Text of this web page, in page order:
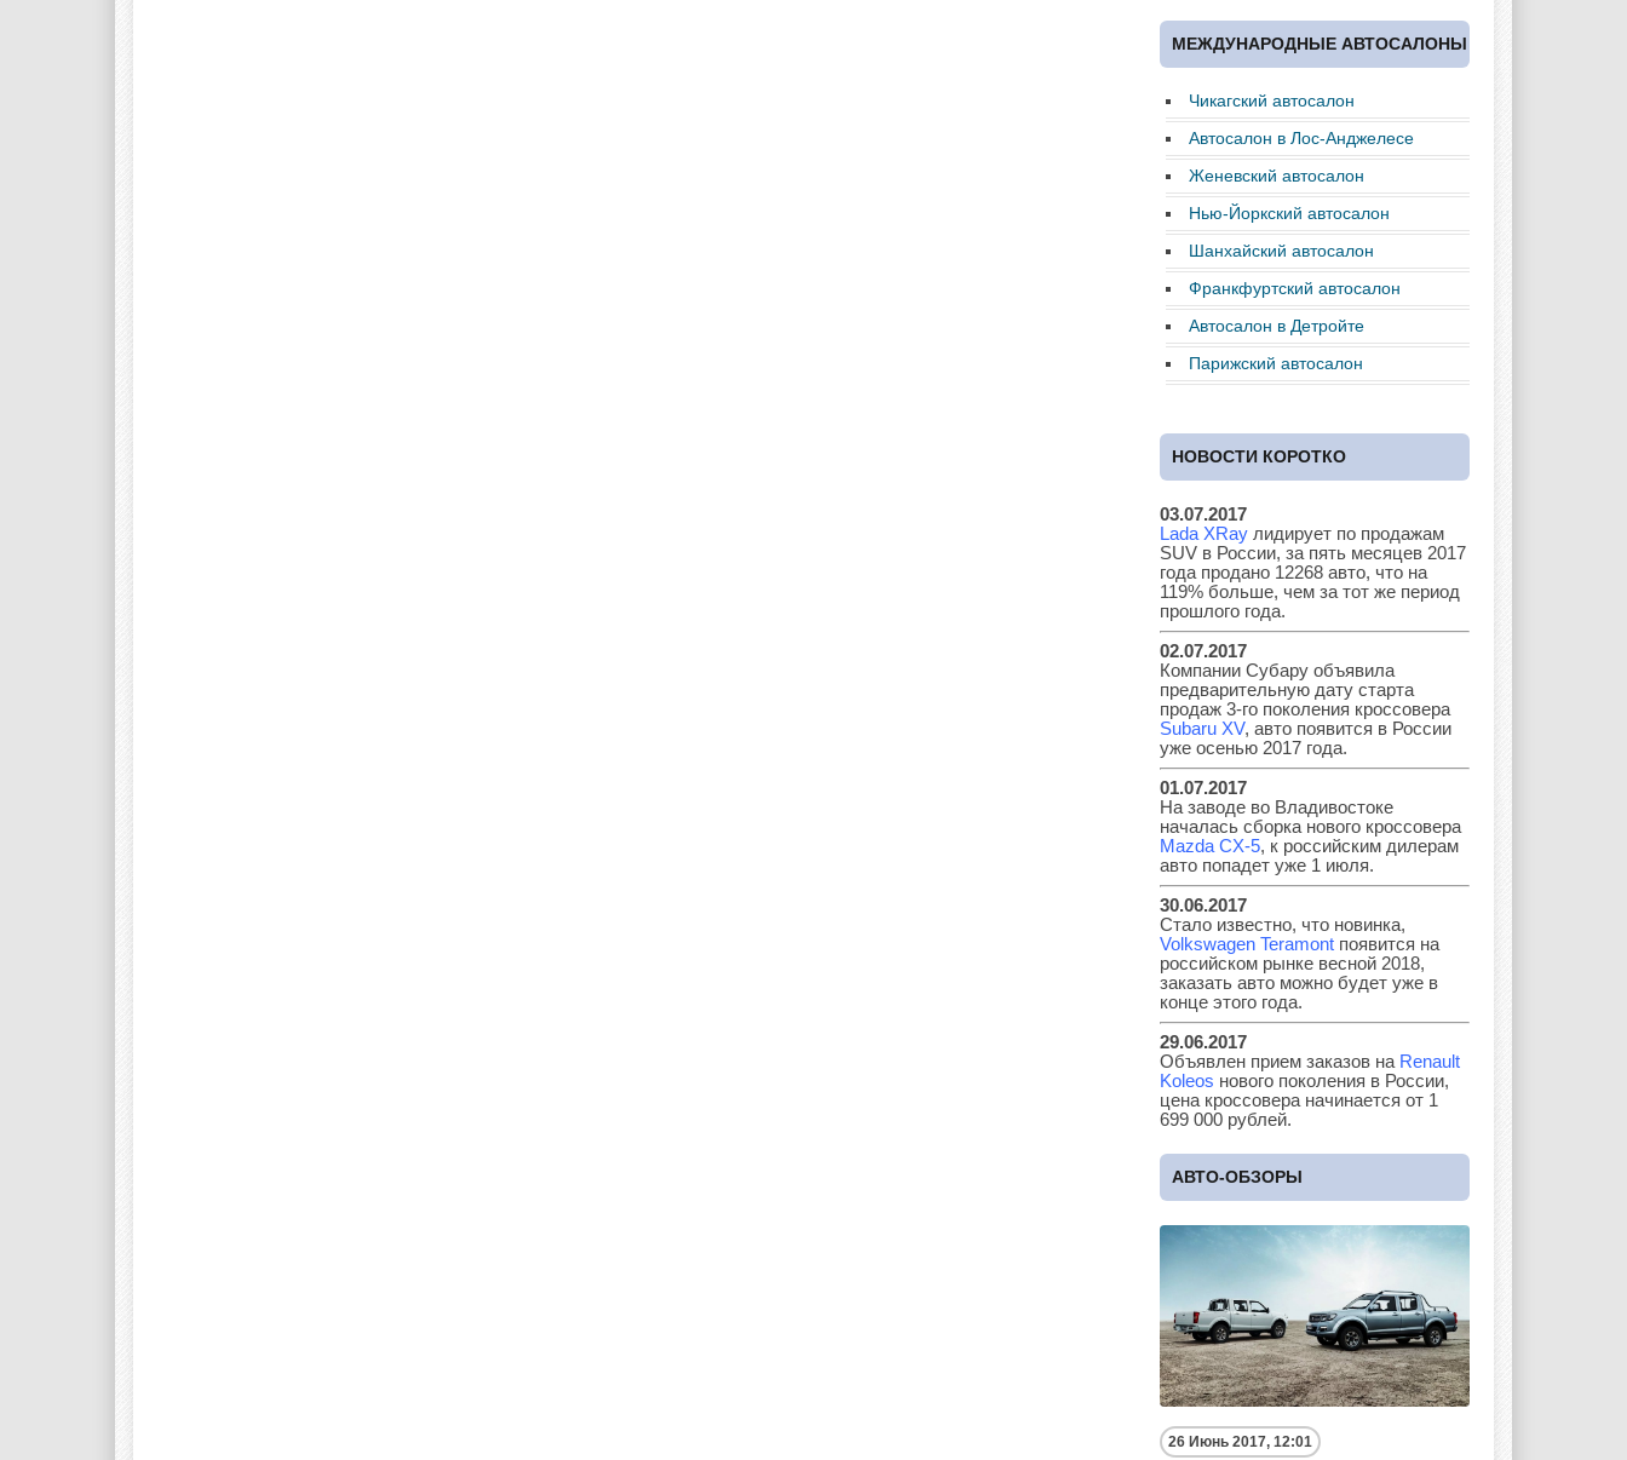
Cadillac Chery Chevrolet
Chrysler Citroen Dacia
Daewoo Dodge
Fiat Ford Great Wall
GAZ Geely
Honda Hyundai Infiniti
JAC Jaguar
Kia
Lancia
Lexus Lotus
Maserati Maybach
Mercedes Mercury Mini
Mitsubishi Nissan Opel
Pagani Peugeot
МЕЖДУНАРОДНЫЕ АВТОСАЛОНЫ
Чикагский автосалон
Автосалон в Лос-Анджелесе
Женевский автосалон
Нью-Йоркский автосалон
Шанхайский автосалон
Франкфуртский автосалон
Автосалон в Детройте
Парижский автосалон
НОВОСТИ КОРОТКО
03.07.2017
Lada XRay лидирует по продажам
SUV в России, за пять месяцев 2017
года продано 12268 авто, что на
119% больше, чем за тот же период
прошлого года.
02.07.2017
Компании Субару объявила
предварительную дату старта
продаж 3-го поколения кроссовера
Subaru XV, авто появится в России
уже осенью 2017 года.
01.07.2017
На заводе во Владивостоке
началась сборка нового кроссовера
Mazda CX-5, к российским дилерам
авто попадет уже 1 июля.
30.06.2017
Стало известно, что новинка,
Volkswagen Teramont появится на
российском рынке весной 2018,
заказать авто можно будет уже в
конце этого года.
29.06.2017
Объявлен прием заказов на Renault
Koleos нового поколения в России,
цена кроссовера начинается от 1
699 000 рублей.
АВТО-ОБЗОРЫ
26 Июнь 2017, 12:01